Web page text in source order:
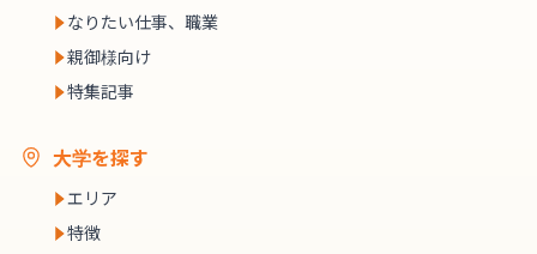
なりたい仕事、職業
親御様向け
特集記事
大学を探す
エリア
特徴